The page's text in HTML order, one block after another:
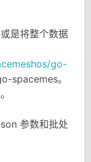
是将整个数据
go-
spacemes。
参数和批处